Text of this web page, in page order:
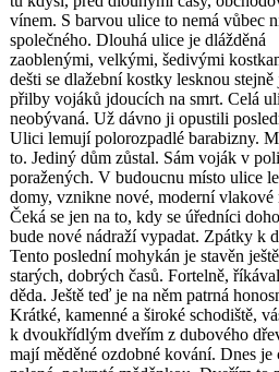
vínem. S barvou ulice to nemá vůbec
společného. Dlouhá ulice je dlážděná
zaoblenými, velkými, šedivými
dešti se dlažební kostky lesknou stejně
přilby vojáků jdoucích na smrt. Celá
neobývaná. Už dávno ji opustili
Ulici lemují polorozpadlé barabizny.
to. Jediný dům zůstal. Sám voják v poli
poražených. V budoucnu místo ulice
domy, vznikne nové, moderní vlakové
Čeká se jen na to, kdy se úředníci
bude nové nádraží vypadat. Zpátky k
Tento poslední mohykán je stavěn
starých, dobrých časů. Fortelně,
děda. Ještě teď je na něm patrná
Krátké, kamenné a široké schodiště,
k dvoukřídlým dveřím z dubového
mají měděné ozdobné kování. Dnes je